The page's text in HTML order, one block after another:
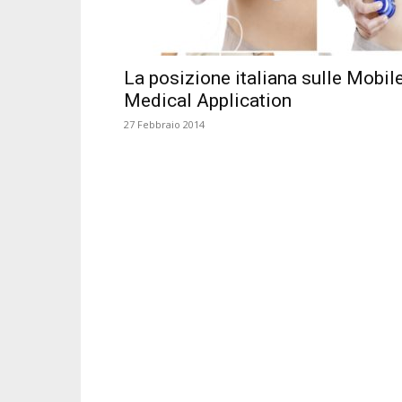
La posizione italiana sulle
Medical Application
27 Febbraio 2014